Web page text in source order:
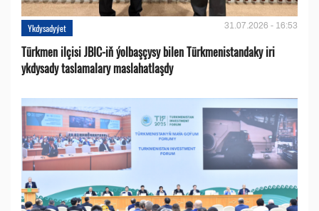
Ykdysadyýet 31.07.2026 - 16:53
Türkmen ilçisi JBIC-iň ýolbaşçysy bilen Türkmenistandaky iri
ykdysady taslamalary maslahatlaşdy